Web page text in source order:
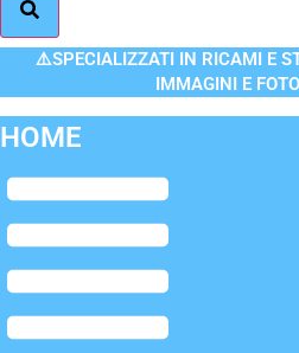
⚠️SPECIALIZZATI IN RICAMI E
IMMAGINI E
HOME
Flyout
Menu